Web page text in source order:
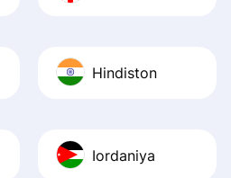
Hindiston
Iordaniya